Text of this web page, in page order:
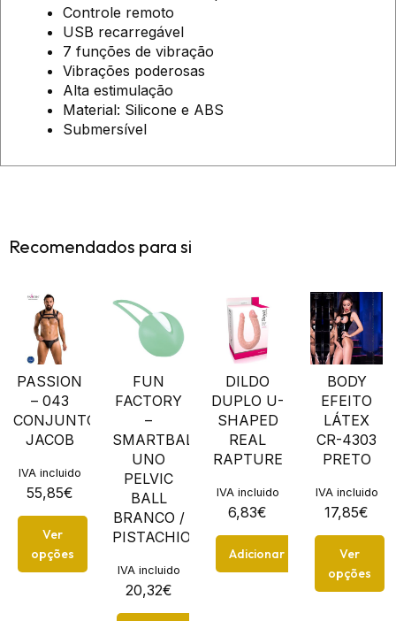
Controle remoto
USB recarregável
7 funções de vibração
Vibrações poderosas
Alta estimulação
Material: Silicone e ABS
Submersível
Recomendados para si
PASSION
– 043
CONJUNTO
JACOB
55,85€
IVA incluido
Ver
opções
FUN
FACTORY
–
SMARTBALL
UNO
PELVIC
BALL
BRANCO /
PISTACHIO...
20,32€
IVA incluido
DILDO
DUPLO U-
SHAPED
REAL
RAPTURE
6,83€
IVA incluido
Adicionar
BODY
EFEITO
LÁTEX
CR-4303
PRETO
17,85€
IVA incluido
Ver
opções